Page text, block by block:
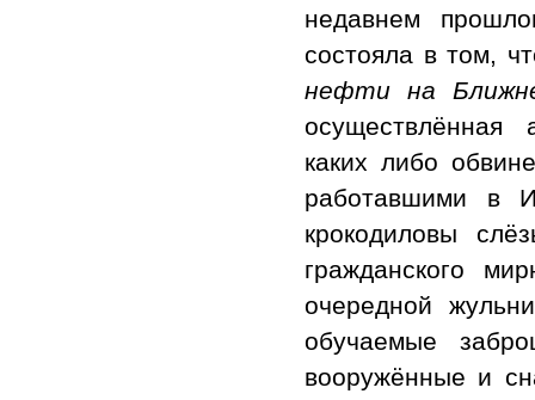
недавнем
состояла в том,
нефти на
осуществлённая
каких либо
работавшими в
крокодиловы
гражданского
очередной
обучаемые
вооружённые и